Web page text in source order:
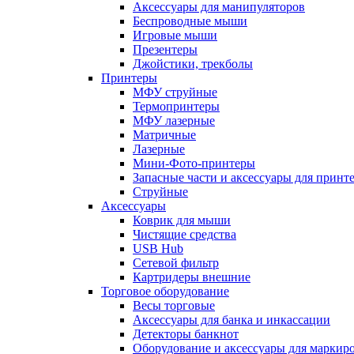
Аксессуары для манипуляторов
Беспроводные мыши
Игровые мыши
Презентеры
Джойстики, трекболы
Принтеры
МФУ струйные
Термопринтеры
МФУ лазерные
Матричные
Лазерные
Мини-Фото-принтеры
Запасные части и аксессуары для
Струйные
Аксессуары
Коврик для мыши
Чистящие средства
USB Hub
Сетевой фильтр
Картридеры внешние
Торговое оборудование
Весы торговые
Аксессуары для банка и инкассации
Детекторы банкнот
Оборудование и аксессуары для